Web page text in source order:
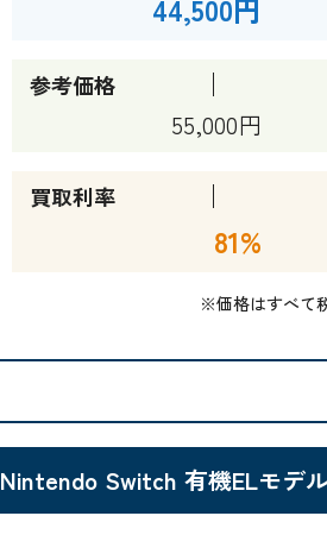
44,500円
参考価格
55,000円
買取利率
81%
※価格はすべて
Nintendo Switch 有機ELモデ